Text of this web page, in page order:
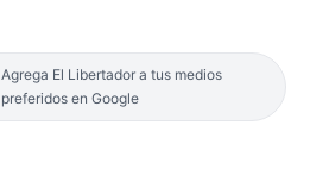
Agrega El Libertador a tus medios
preferidos en Google